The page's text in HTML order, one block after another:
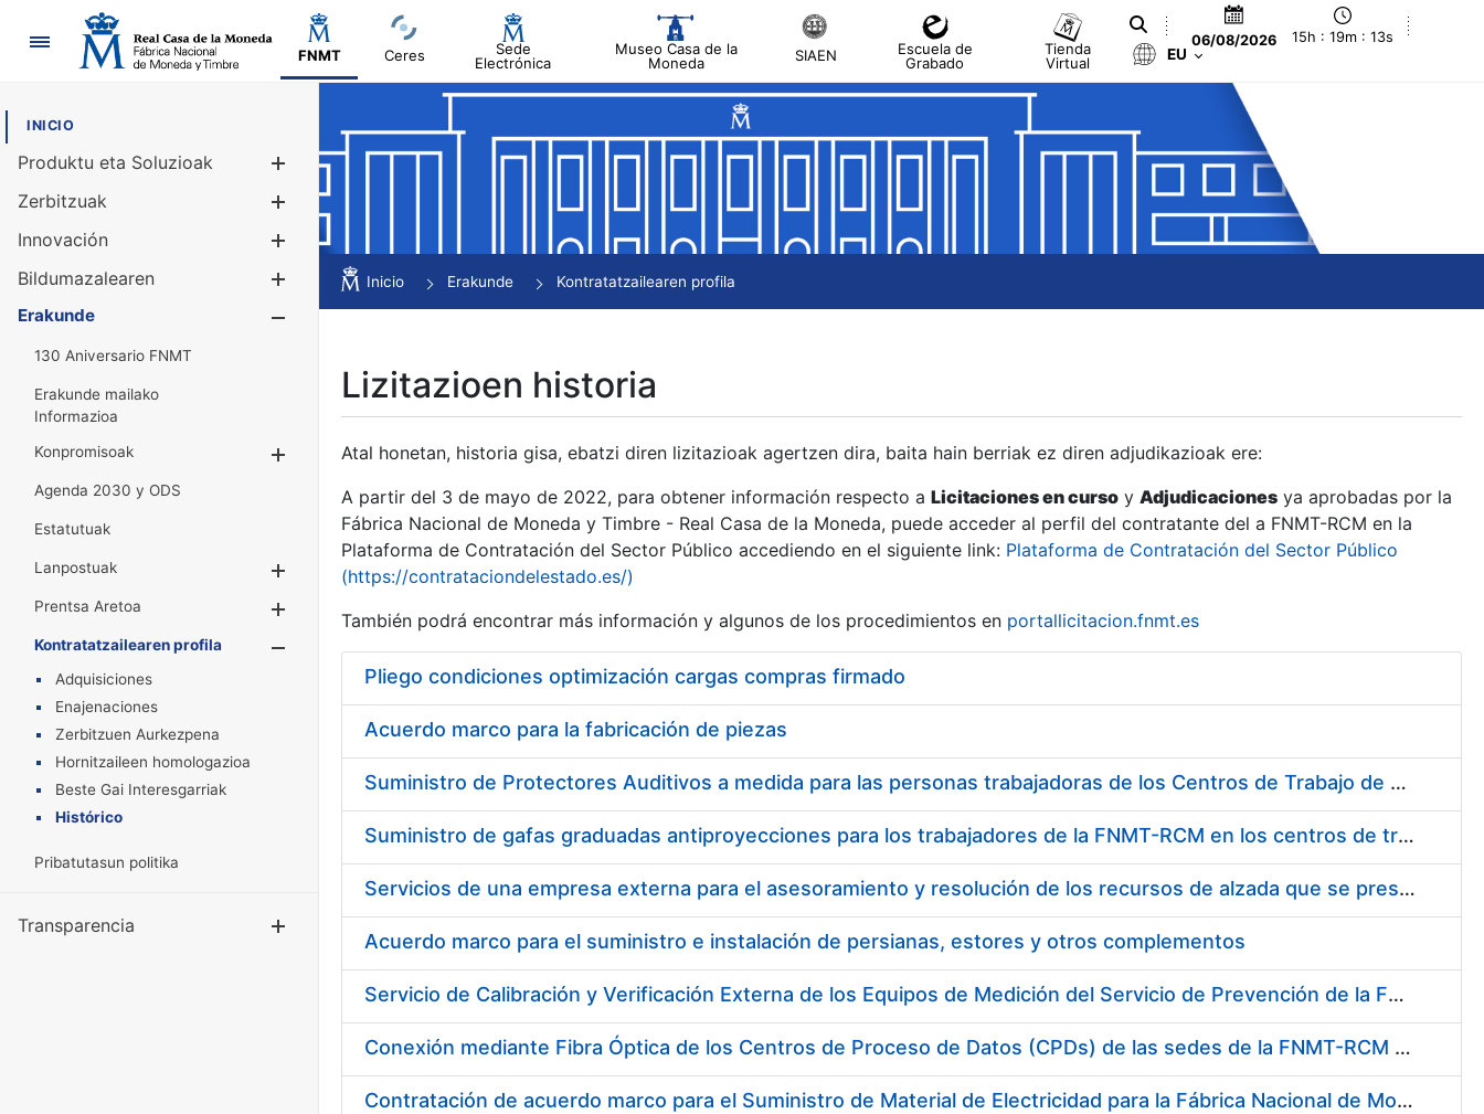
Nabigazioa
FNMT Ceres
Sede
Electrónica
Museo Casa de la
Moneda
SIAEN
Escuela de
Grabado
Tienda
Virtual
06/08/2026 15h : 19m : 14s
EU
INICIO
Produktu eta Soluzioak
Erakutsi/Ezkutatu
Zerbitzuak
Innovación
Bildumazalearen
Erakutsi/Ezkutatu
Erakunde
130 Aniversario FNMT
Erakunde mailako
Informazioa
Konpromisoak
Erakutsi/Ezkutatu
Agenda 2030 y ODS
Estatutuak
Lanpostuak
Erakutsi/Ezkutatu
Prentsa Aretoa
Erakutsi/Ezkutatu
Kontratatzailearen profila
Erakutsi/Ezkutatu
Adquisiciones
Enajenaciones
Zerbitzuen Aurkezpena
Hornitzaileen homologazioa
Beste Gai Interesgarriak
Histórico
Pribatutasun politika
Transparencia Erakutsi/Ezkutatu
Inicio Erakunde Kontratatzailearen profila
Lizitazioen historia
Atal honetan, historia gisa, ebatzi diren lizitazioak agertzen dira, baita hain berriak ez diren adjudikazioak ere:
A partir del 3 de mayo de 2022, para obtener información respecto a Licitaciones en curso y Adjudicaciones ya aprobadas por la
Fábrica Nacional de Moneda y Timbre - Real Casa de la Moneda, puede acceder al perfil del contratante del a FNMT-RCM en la
Plataforma de Contratación del Sector Público accediendo en el siguiente link: Plataforma de Contratación del Sector Público
(https://contrataciondelestado.es/)
También podrá encontrar más información y algunos de los procedimientos en portallicitacion.fnmt.es
Pliego condiciones optimización cargas compras firmado
Acuerdo marco para la fabricación de piezas
Suministro de Protectores Auditivos a medida para las personas trabajadoras de los Centros de Trabajo de Madrid y Burgos
Suministro de gafas graduadas antiproyecciones para los trabajadores de la FNMT-RCM en los centros de trabajo de Madrid y Burgos
Servicios de una empresa externa para el asesoramiento y resolución de los recursos de alzada que se presentan relacionados con procesos de selección para la FNMT-RCM
Acuerdo marco para el suministro e instalación de persianas, estores y otros complementos
Servicio de Calibración y Verificación Externa de los Equipos de Medición del Servicio de Prevención de la FNMT-RCM
Conexión mediante Fibra Óptica de los Centros de Proceso de Datos (CPDs) de las sedes de la FNMT-RCM de Burgos y Madrid
Contratación de acuerdo marco para el Suministro de Material de Electricidad para la Fábrica Nacional de Moneda y Timbre-Real Casa de la Moneda en su centro de trabajo de Burgos